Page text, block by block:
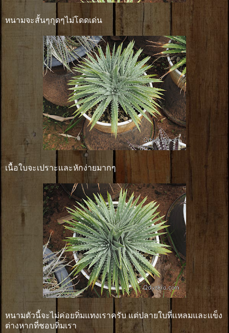
หนามจะสั้นๆกุดๆไม่โดดเด่น
เนื้อใบจะเปราะเเละหักง่ายมากๆ
หนามตัวนี้จะไม่ค่อยทิ่มแทงเราครับ แต่ปลายใบที่เเหลมและเเข็ง
ต่างหากที่ชอบทิ่มเรา